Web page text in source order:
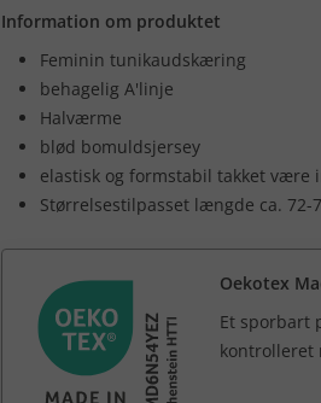
Information om produktet
Feminin tunikaudskæring
behagelig A'linje
Halværme
blød bomuldsjersey
elastisk og formstabil takket være
Størrelsestilpasset længde ca. 72-
Oekotex
Et sporbart
kontrolleret